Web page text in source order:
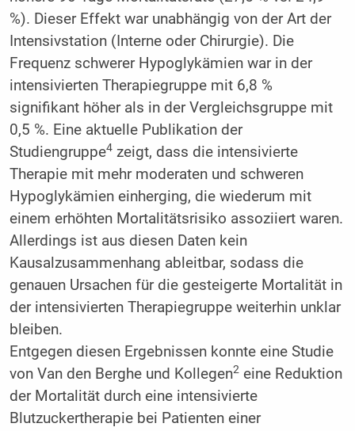
%). Dieser Effekt war unabhängig von der Art der
Intensivstation (Interne oder Chirurgie). Die
Frequenz schwerer Hypoglykämien war in der
intensivierten Therapiegruppe mit 6,8 %
signifikant höher als in der Vergleichsgruppe mit
0,5 %. Eine aktuelle Publikation der
Studiengruppe4zeigt, dass die intensivierte
Therapie mit mehr moderaten und schweren
Hypoglykämien einherging, die wiederum mit
einem erhöhten Mortalitätsrisiko assoziiert waren.
Allerdings ist aus diesen Daten kein
Kausalzusammenhang ableitbar, sodass die
genauen Ursachen für die gesteigerte Mortalität in
der intensivierten Therapiegruppe weiterhin unklar
bleiben.
Entgegen diesen Ergebnissen konnte eine Studie
von Van den Berghe und Kollegen2eine Reduktion
der Mortalität durch eine intensivierte
Blutzuckertherapie bei Patienten einer